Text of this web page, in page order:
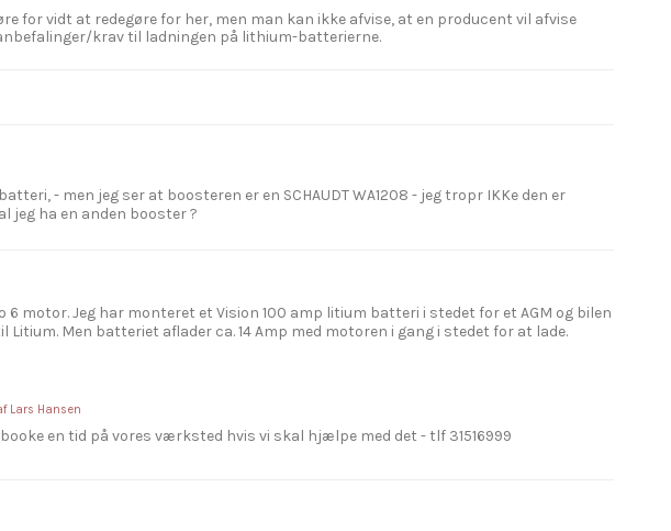
for vidt at redegøre for her, men man kan ikke afvise, at en producent vil afvise
krav til ladningen på lithium-batterierne.
- men jeg ser at boosteren er en SCHAUDT WA1208 - jeg tropr IKKe den er
jeg ha en anden booster ?
motor. Jeg har monteret et Vision 100 amp litium batteri i stedet for et AGM og bilen
Litium. Men batteriet aflader ca. 14 Amp med motoren i gang i stedet for at lade.
Lars Hansen
en tid på vores værksted hvis vi skal hjælpe med det - tlf 31516999